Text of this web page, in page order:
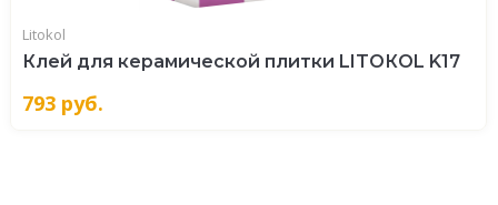
Litokol
Клей для керамической плитки LITOКOL K17
793 руб.